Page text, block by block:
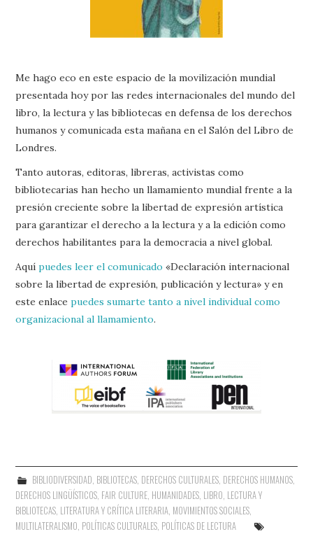
Me hago eco en este espacio de la movilización mundial
presentada hoy por las redes internacionales del mundo del
libro, la lectura y las bibliotecas en defensa de los derechos
humanos y comunicada esta mañana en el Salón del Libro de
Londres.
Tanto autoras, editoras, libreras, activistas como
bibliotecarias han hecho un llamamiento mundial frente a la
presión creciente sobre la libertad de expresión artística
para garantizar el derecho a la lectura y a la edición como
derechos habilitantes para la democracia a nivel global.
Aquípuedes leer el comunicado «Declaración internacional
sobre la libertad de expresión, publicación y lectura» y en
este enlacepuedes sumarte tanto a nivel individual como
organizacional al llamamiento.
BIBLIODIVERSIDAD, BIBLIOTECAS, DERECHOS CULTURALES, DERECHOS HUMANOS,
DERECHOS LINGÜÍSTICOS, FAIR CULTURE, HUMANIDADES, LIBRO, LECTURA Y
BIBLIOTECAS, LITERATURA Y CRÍTICA LITERARIA, MOVIMIENTOS SOCIALES,
MULTILATERALISMO, POLÍTICAS CULTURALES, POLÍTICAS DE LECTURA